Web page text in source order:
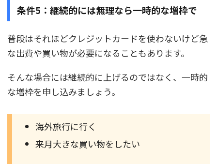
条件5：継続的には無理なら一時的な増枠で
普段はそれほどクレジットカードを使わないけど急
な出費や買い物が必要になることもあります。
そんな場合には継続的に上げるのではなく、一時的
な増枠を申し込みましょう。
海外旅行に行く
来月大きな買い物をしたい